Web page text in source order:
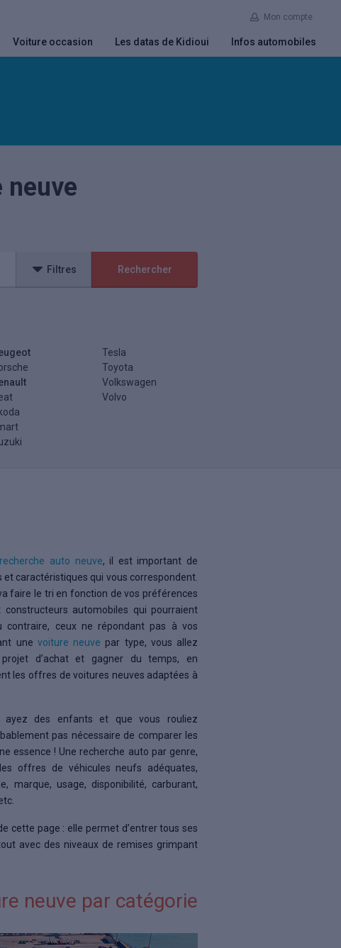
Mon compte
Voiture occasion Les datas de Kidioui Infos automobiles
neuve
Filtres
Tesla
Toyota
Volkswagen
Volvo
recherche auto neuve, il est important de
caractéristiques qui vous correspondent.
faire le tri en fonction de vos préférences
automobiles qui pourraient
contraire, ceux ne répondant pas à vos
une voiture neuve par type, vous allez
d’achat et gagner du temps, en
les offres de voitures neuves adaptées à
ayez des enfants et que vous rouliez
pas nécessaire de comparer les
essence ! Une recherche auto par genre,
offres de véhicules neufs adéquates,
marque, usage, disponibilité, carburant,
cette page : elle permet d’entrer tous ses
avec des niveaux de remises grimpant
neuve par catégorie